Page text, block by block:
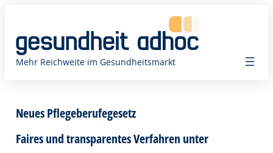
springen
Mehr Reichweite im Gesundheitsmarkt
Neues Pflegeberufegesetz
Faires und transparentes Verfahren unter